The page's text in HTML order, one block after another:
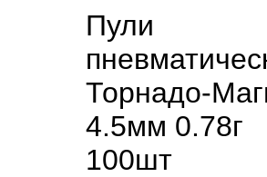
Пули
Торнадо-
4.5мм 0.78г
100шт